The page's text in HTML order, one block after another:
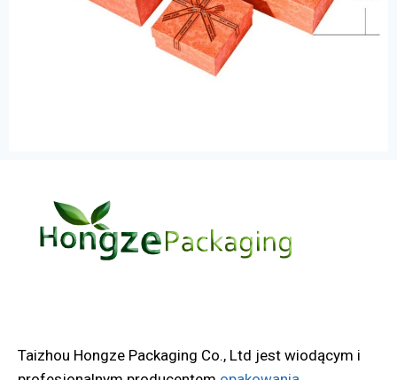
Taizhou Hongze Packaging Co., Ltd jest wiodącym i